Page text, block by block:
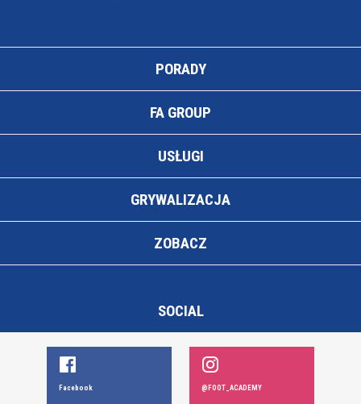
PORADY
FA GROUP
USŁUGI
GRYWALIZACJA
ZOBACZ
SOCIAL
Facebook @FOOT_ACADEMY